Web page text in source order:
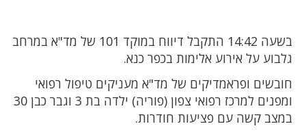
בשעה 14:42 התקבל דיווח במוקד 101 של מד"א במרחב
גלבוע על אירוע אלימות בכפר כנא.
חובשים ופראמדיקים של מד"א מעניקים טיפול רפואי
ומפנים למרכז רפואי צפון (פוריה) ילדה בת 3 וגבר כבן 30
במצב קשה עם פציעות חודרות.